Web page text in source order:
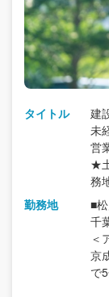
タイトル
建
未
営
★
務
勤務地
■
千
＜
京
で